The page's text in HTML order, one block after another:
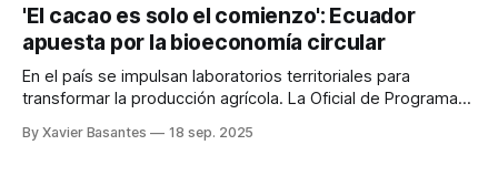
'El cacao es solo el comienzo': Ecuador
apuesta por la bioeconomía circular
En el país se impulsan laboratorios territoriales para
transformar la producción agrícola. La Oficial de Programas
By Xavier Basantes 18 sep. 2025